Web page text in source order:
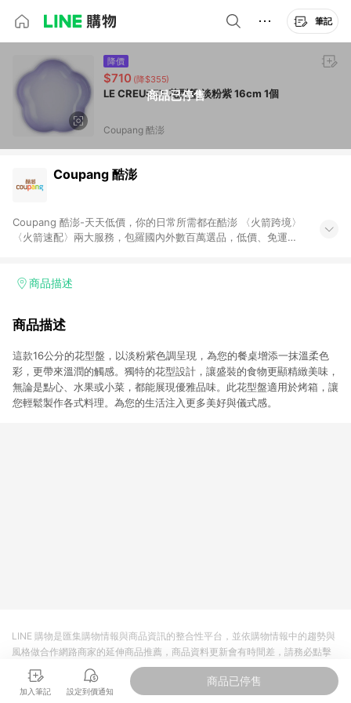
筆記
商品已停售
降價
$710 (降$355)
LE CREUSET 花型盤 淡粉紫 16cm 1個
Coupang 酷澎
Coupang 酷澎
Coupang 酷澎-天天低價，你的日常所需都在酷澎 〈火箭跨境〉
〈火箭速配〉兩大服務，包羅國內外數百萬選品，低價、免運，
加入WOW會員告別湊免運，火箭速配、火箭跨境優質選品不限金
商品描述
商品描述
這款16公分的花型盤，以淡粉紫色調呈現，為您的餐桌增添一抹溫柔色
彩，更帶來溫潤的觸感。獨特的花型設計，讓盛裝的食物更顯精緻美味，
無論是點心、水果或小菜，都能展現優雅品味。此花型盤適用於烤箱，讓
您輕鬆製作各式料理。為您的生活注入更多美好與儀式感。
加入筆記 設定到價通知
商品已停售
LINE 購物是匯集購物情報與商品資訊的整合性平台，並依購物情報中的趨勢與
風格做合作網路商家的延伸商品推薦，商品資料更新會有時間差，請務必點擊
商品至各合作網路商家，確認現售價與購物條件，一切資訊以合作廠商網頁為
準。